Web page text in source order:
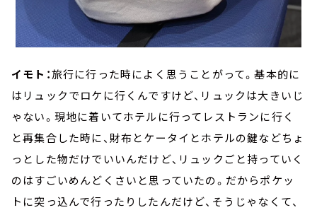
イモト：旅行に行った時によく思うことがって。基本的に
はリュックでロケに行くんですけど、リュックは大きいじ
ゃない。現地に着いてホテルに行ってレストランに行く
と再集合した時に、財布とケータイとホテルの鍵などちょ
っとした物だけでいいんだけど、リュックごと持っていく
のはすごいめんどくさいと思っていたの。だからポケッ
トに突っ込んで行ったりしたんだけど、そうじゃなくて、